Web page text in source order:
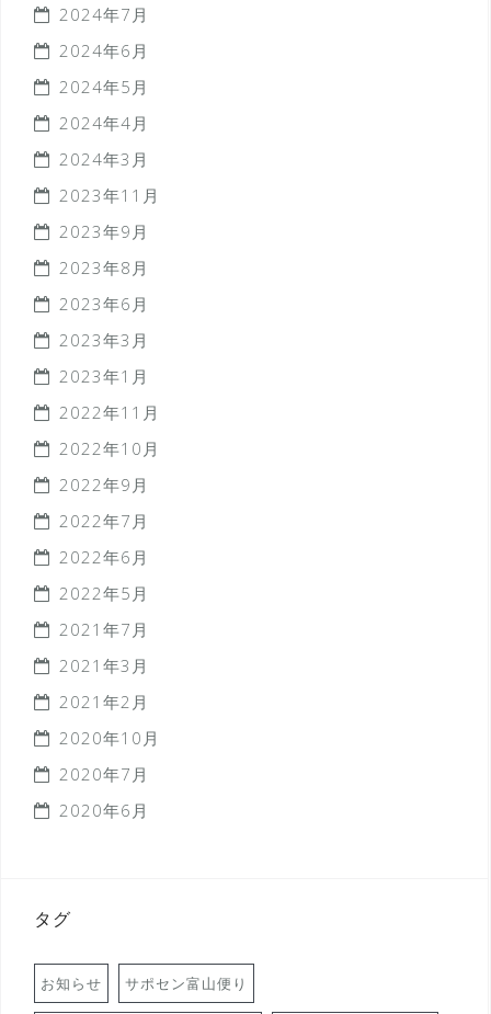
2024年7月
2024年6月
2024年5月
2024年4月
2024年3月
2023年11月
2023年9月
2023年8月
2023年6月
2023年3月
2023年1月
2022年11月
2022年10月
2022年9月
2022年7月
2022年6月
2022年5月
2021年7月
2021年3月
2021年2月
2020年10月
2020年7月
2020年6月
タグ
お知らせ サポセン富山便り